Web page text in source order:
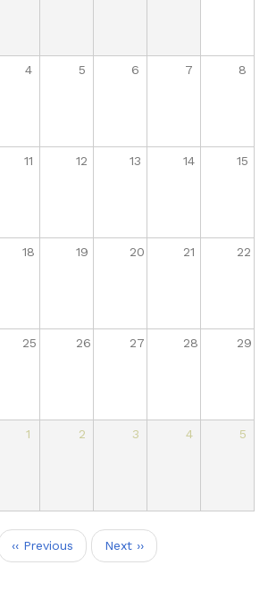
4 5 6 7 8
11 12 13 14 15
18 19 20 21 22
25 26 27 28 29
1 2 3 4 5
‹‹ Previous Next ››